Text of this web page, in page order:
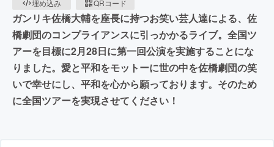
埋め込み QRコード
ガンリキ佐橋大輔を座長に持つお笑い芸人達による、佐
橋劇団のコンプライアンスに引っかかるライブ。全国ツ
アーを目標に2月28日に第一回公演を実施することにな
りました。愛と平和をモットーに世の中を佐橋劇団の笑
いで幸せにし、平和を心から願っております。そのため
に全国ツアーを実現させてください！